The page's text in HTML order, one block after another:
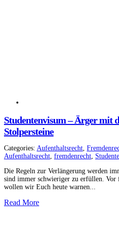
Studentenvisum – Ärger mit
Stolpersteine
Categories: Aufenthaltsrecht,
Aufenthaltsrecht, fremdenrecht,
Die Regeln zur Verlängerung werden
sind immer schwieriger zu erfüllen. Vor
wollen wir Euch heute warnen...
Read More